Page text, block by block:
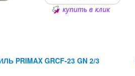
купить в клик
PRIMAX GRCF-23 GN 2/3